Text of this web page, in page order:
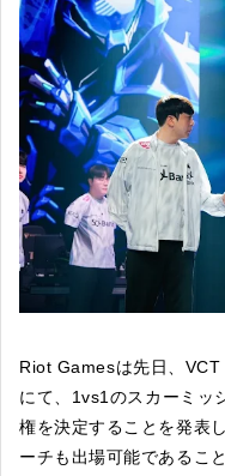
Riot Gamesは先日、
にて、1vs1のスカーミッ
権を決定することを発表
ーチも出場可能であるこ